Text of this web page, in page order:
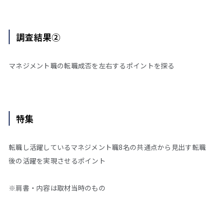
調査結果②
マネジメント職の転職成否を左右するポイントを探る
特集
転職し活躍しているマネジメント職8名の共通点から見出す転職
後の活躍を実現させるポイント
※肩書・内容は取材当時のもの